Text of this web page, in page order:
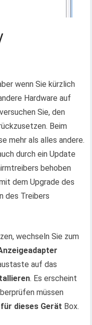
wenn Sie kürzlich
Hardware auf
Sie, den
Beim
mehr als alles andere.
durch ein Update
behoben
dem Upgrade des
des Treibers
wechseln Sie zum
auf das
. Es erscheint
müssen
dieses Gerät Box.